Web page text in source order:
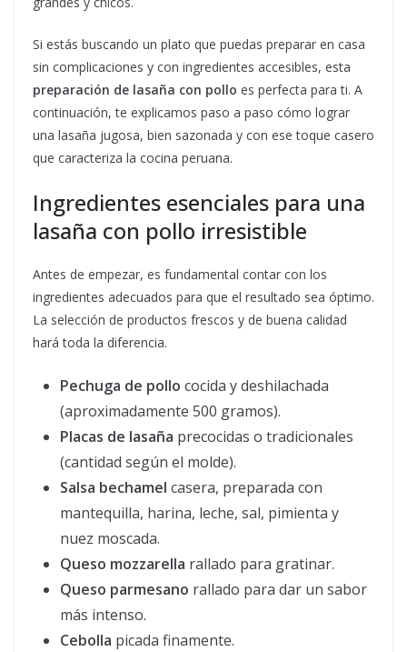
Si estás buscando un plato que puedas preparar en casa
sin complicaciones y con ingredientes accesibles, esta
preparación de lasaña con pollo es perfecta para ti. A
continuación, te explicamos paso a paso cómo lograr
una lasaña jugosa, bien sazonada y con ese toque casero
que caracteriza la cocina peruana.
Ingredientes esenciales para una
lasaña con pollo irresistible
Antes de empezar, es fundamental contar con los
ingredientes adecuados para que el resultado sea óptimo.
La selección de productos frescos y de buena calidad
hará toda la diferencia.
Pechuga de pollo cocida y deshilachada
(aproximadamente 500 gramos).
Placas de lasaña precocidas o tradicionales
(cantidad según el molde).
Salsa bechamel casera, preparada con
mantequilla, harina, leche, sal, pimienta y
nuez moscada.
Queso mozzarella rallado para gratinar.
Queso parmesano rallado para dar un sabor
más intenso.
Cebolla picada finamente.